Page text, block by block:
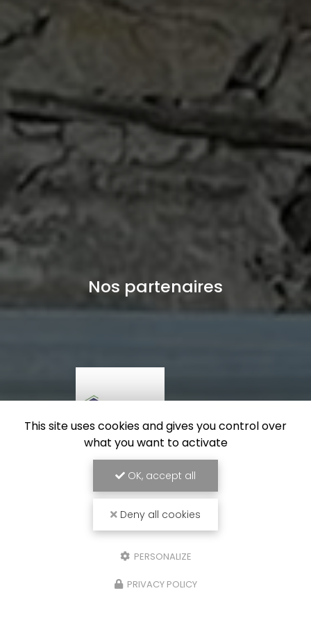
Nos partenaires
This site uses cookies and gives you control over
what you want to activate
OK, accept all
Deny all cookies
PERSONALIZE
PRIVACY POLICY